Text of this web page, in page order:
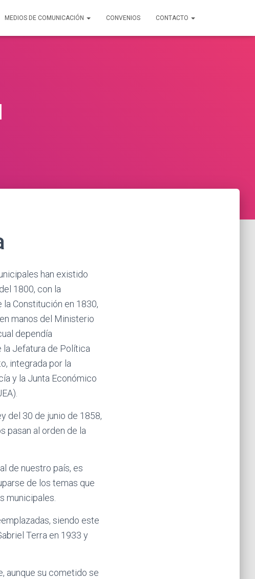
MEDIOS DE COMUNICACIÓN CONVENIOS CONTACTO
han existido
1800, con la
la Constitución en 1830,
manos del Ministerio
dependía
Jefatura de Política
integrada por la
y la Junta Económico
del 30 de junio de 1858,
pasan al orden de la
de nuestro país, es
de los temas que
municipales.
siendo este
Terra en 1933 y
aunque su cometido se